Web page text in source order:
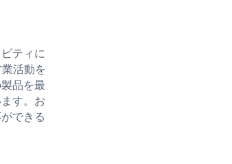
ティに
活動を
品を最
す。お
できる